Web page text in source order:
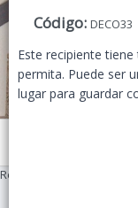
Código: DECO33
Este recipiente
permita. Puede ser
lugar para guardar
Recipiente multiuso con